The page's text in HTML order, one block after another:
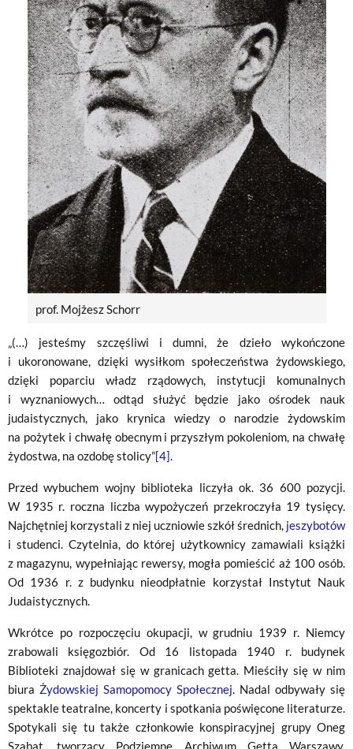
prof. Mojżesz Schorr
„(…) jesteśmy szczęśliwi i dumni, że dzieło wykończone
i ukoronowane, dzięki wysiłkom społeczeństwa żydowskiego,
dzięki poparciu władz rządowych, instytucji komunalnych
i wyznaniowych… odtąd służyć będzie jako ośrodek nauk
judaistycznych, jako krynica wiedzy o narodzie żydowskim
na pożytek i chwałę obecnym i przyszłym pokoleniom, na chwałę
żydostwa, na ozdobę stolicy”[4].
Przed wybuchem wojny biblioteka liczyła ok. 36 600 pozycji.
W 1935 r. roczna liczba wypożyczeń przekroczyła 19 tysięcy.
Najchętniej korzystali z niej uczniowie szkół średnich, jeszybotów
i studenci. Czytelnia, do której użytkownicy zamawiali książki
z magazynu, wypełniając rewersy, mogła pomieścić aż 100 osób.
Od 1936 r. z budynku nieodpłatnie korzystał Instytut Nauk
Judaistycznych.
Wkrótce po rozpoczęciu okupacji, w grudniu 1939 r. Niemcy
zrabowali księgozbiór. Od 16 listopada 1940 r. budynek
Biblioteki znajdował się w granicach getta. Mieściły się w nim
biura Żydowskiej Samopomocy Społecznej. Nadal odbywały się
spektakle teatralne, koncerty i spotkania poświęcone literaturze.
Spotykali się tu także członkowie konspiracyjnej grupy Oneg
Szabat, tworzący Podziemne Archiwum Getta Warszawy.